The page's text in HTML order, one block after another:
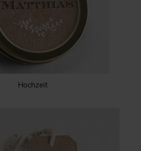
Hochzeit